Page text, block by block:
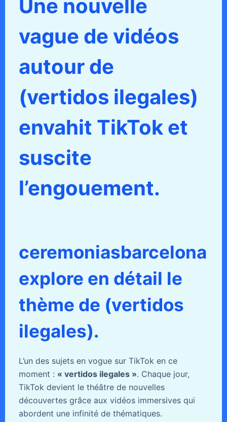
Une nouvelle
vague de vidéos
autour de
(vertidos ilegales)
envahit TikTok et
suscite
l’engouement.
ceremoniasbarcelona
explore en détail le
thème de (vertidos
ilegales).
L’un des sujets en vogue sur TikTok en ce
moment : « vertidos ilegales ». Chaque jour,
TikTok devient le théâtre de nouvelles
découvertes grâce aux vidéos immersives qui
abordent une infinité de thématiques.